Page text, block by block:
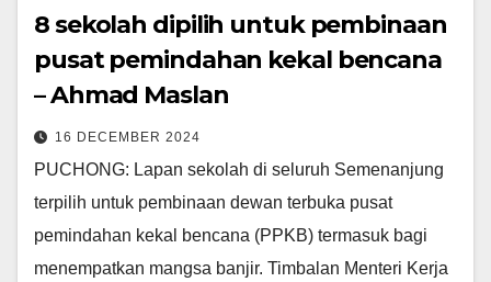
8 sekolah dipilih untuk pembinaan
pusat pemindahan kekal bencana
– Ahmad Maslan
16 DECEMBER 2024
PUCHONG: Lapan sekolah di seluruh Semenanjung
terpilih untuk pembinaan dewan terbuka pusat
pemindahan kekal bencana (PPKB) termasuk bagi
menempatkan mangsa banjir. Timbalan Menteri Kerja